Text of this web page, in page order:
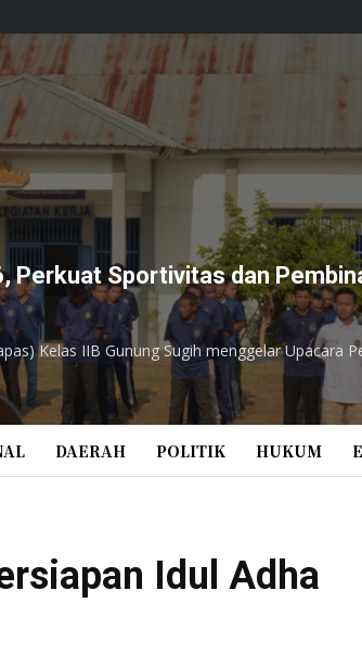
Perkuat Sportivitas dan
Kelas IIB Gunung Sugih menggelar Upacara
DAERAH POLITIK HUKUM
Idul Adha